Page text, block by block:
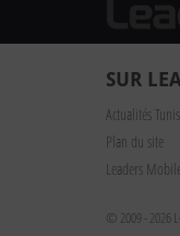
SUR
Actualités
Plan du site
Leaders
© 2009 - 2026